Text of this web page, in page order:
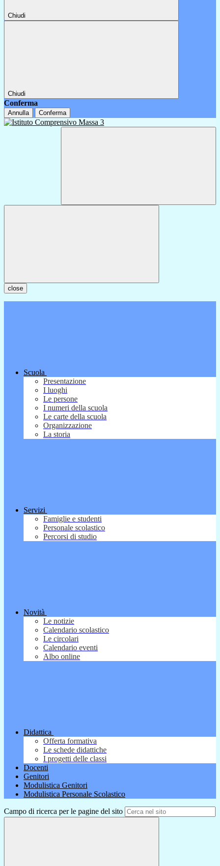
Chiudi
Chiudi
Conferma
Annulla Conferma
close
Scuola
Presentazione
I luoghi
Le persone
I numeri della scuola
Le carte della scuola
Organizzazione
La storia
Servizi
Famiglie e studenti
Personale scolastico
Percorsi di studio
Novità
Le notizie
Calendario scolastico
Le circolari
Calendario eventi
Albo online
Didattica
Offerta formativa
Le schede didattiche
I progetti delle classi
Docenti
Genitori
Modulistica Genitori
Modulistica Personale Scolastico
Campo di ricerca per le pagine del sito